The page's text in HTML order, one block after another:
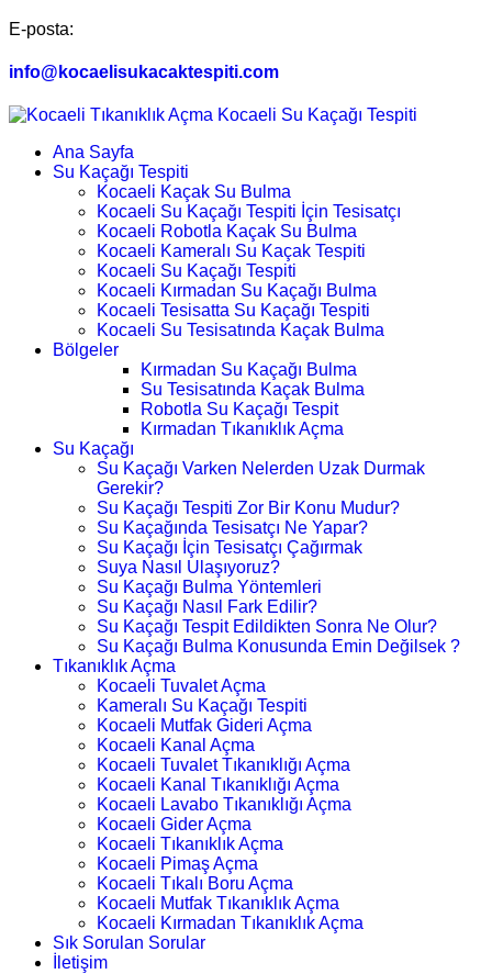
E-posta:
info@kocaelisukacaktespiti.com
Ana Sayfa
Su Kaçağı Tespiti
Kocaeli Kaçak Su Bulma
Kocaeli Su Kaçağı Tespiti İçin Tesisatçı
Kocaeli Robotla Kaçak Su Bulma
Kocaeli Kameralı Su Kaçak Tespiti
Kocaeli Su Kaçağı Tespiti
Kocaeli Kırmadan Su Kaçağı Bulma
Kocaeli Tesisatta Su Kaçağı Tespiti
Kocaeli Su Tesisatında Kaçak Bulma
Bölgeler
Kırmadan Su Kaçağı Bulma
Su Tesisatında Kaçak Bulma
Robotla Su Kaçağı Tespit
Kırmadan Tıkanıklık Açma
Su Kaçağı
Su Kaçağı Varken Nelerden Uzak Durmak
Gerekir?
Su Kaçağı Tespiti Zor Bir Konu Mudur?
Su Kaçağında Tesisatçı Ne Yapar?
Su Kaçağı İçin Tesisatçı Çağırmak
Suya Nasıl Ulaşıyoruz?
Su Kaçağı Bulma Yöntemleri
Su Kaçağı Nasıl Fark Edilir?
Su Kaçağı Tespit Edildikten Sonra Ne Olur?
Su Kaçağı Bulma Konusunda Emin Değilsek ?
Tıkanıklık Açma
Kocaeli Tuvalet Açma
Kameralı Su Kaçağı Tespiti
Kocaeli Mutfak Gideri Açma
Kocaeli Kanal Açma
Kocaeli Tuvalet Tıkanıklığı Açma
Kocaeli Kanal Tıkanıklığı Açma
Kocaeli Lavabo Tıkanıklığı Açma
Kocaeli Gider Açma
Kocaeli Tıkanıklık Açma
Kocaeli Pimaş Açma
Kocaeli Tıkalı Boru Açma
Kocaeli Mutfak Tıkanıklık Açma
Kocaeli Kırmadan Tıkanıklık Açma
Sık Sorulan Sorular
İletişim